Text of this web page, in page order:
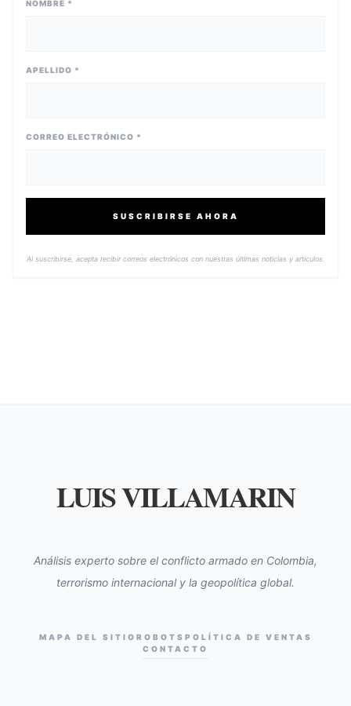
NOMBRE *
APELLIDO *
CORREO ELECTRÓNICO *
SUSCRIBIRSE AHORA
Al suscribirse, acepta recibir correos electrónicos con nuestras últimas noticias y artículos.
LUIS VILLAMARIN
Análisis experto sobre el conflicto armado en Colombia,
terrorismo internacional y la geopolítica global.
MAPA DEL SITIO ROBOTS POLÍTICA DE VENTAS
CONTACTO